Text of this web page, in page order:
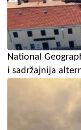
National
i sadržajnija